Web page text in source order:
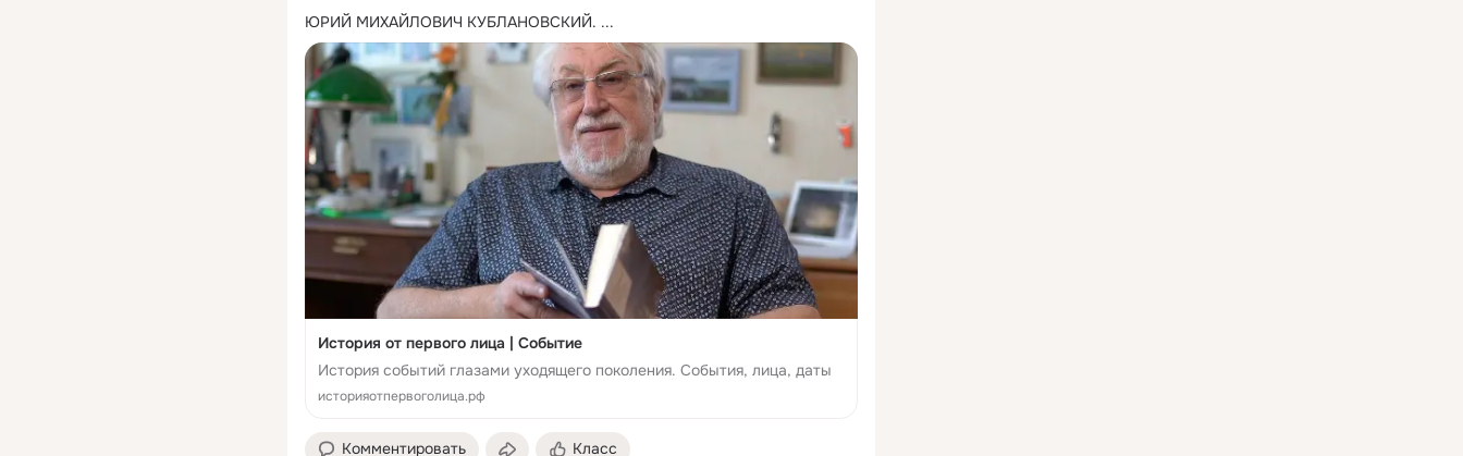
ЮРИЙ МИХАЙЛОВИЧ КУБЛАНОВСКИЙ. ...
История от первого лица | Событие
История событий глазами уходящего поколения. События, лица, даты
историяотпервоголица.рф
Комментировать Класс